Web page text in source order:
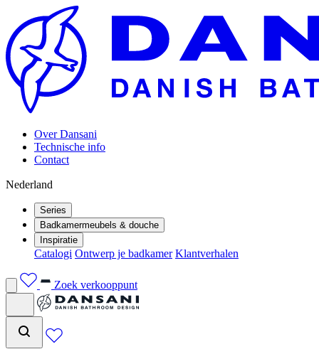
Over Dansani
Technische info
Contact
Nederland
Series
Badkamermeubels & douche
Inspiratie
Catalogi Ontwerp je badkamer Klantverhalen
Zoek verkooppunt